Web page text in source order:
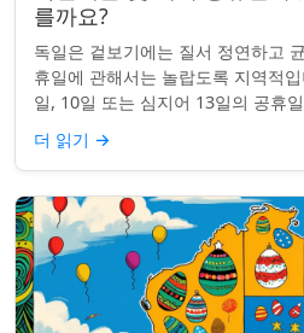
를까요?
독일은 겉보기에는 질서 정연하고
휴일에 관해서는 놀랍도록 지역적
일, 10일 또는 심지어 13일의 공휴
그런 걸까요? 간단한 통찰...
더 읽기 →